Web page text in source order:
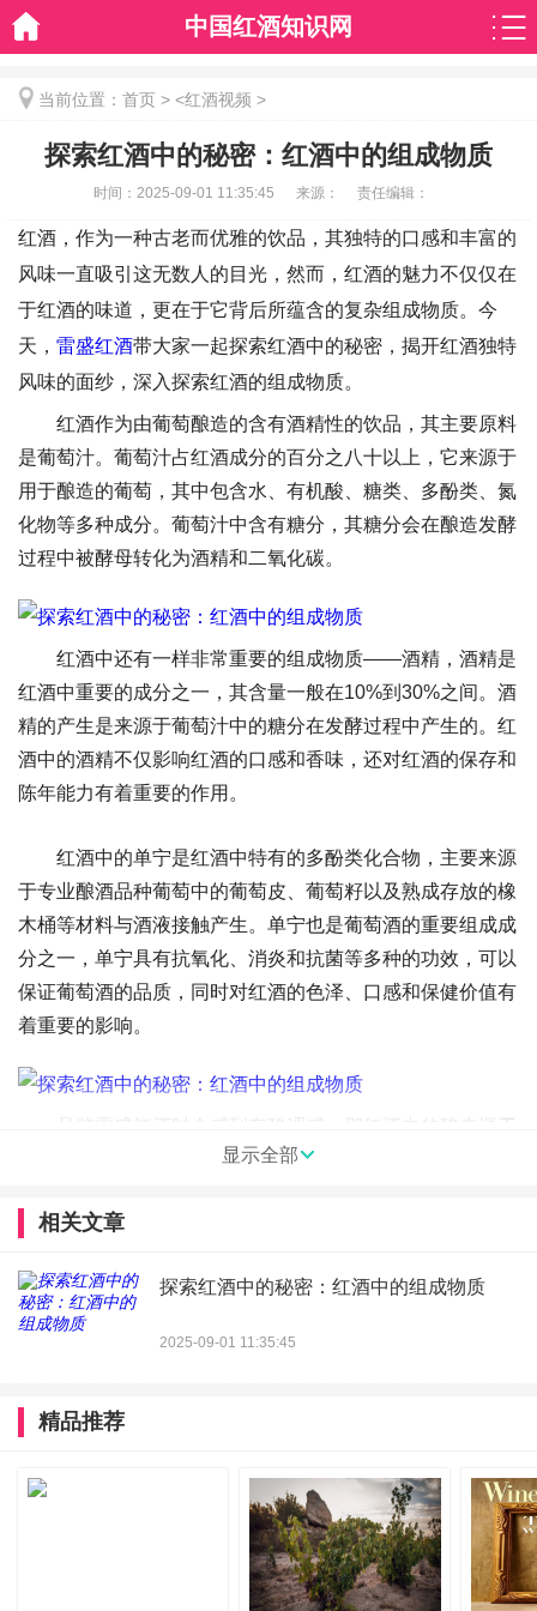
中国红酒知识网
当前位置： 首页 > <红酒视频 >
探索红酒中的秘密：红酒中的组成物质
时间： 2025-09-01 11:35:45 来源： 责任编辑：
红酒，作为一种古老而优雅的饮品，其独特的口感和丰富的
风味一直吸引这无数人的目光，然而，红酒的魅力不仅仅在
于红酒的味道，更在于它背后所蕴含的复杂组成物质。今
天， 雷盛红酒带大家一起探索红酒中的秘密，揭开红酒独特
风味的面纱，深入探索红酒的组成物质。
红酒作为由葡萄酿造的含有酒精性的饮品，其主要原料
是葡萄汁。葡萄汁占红酒成分的百分之八十以上，它来源于
用于酿造的葡萄，其中包含水、有机酸、糖类、多酚类、氮
化物等多种成分。葡萄汁中含有糖分，其糖分会在酿造发酵
过程中被酵母转化为酒精和二氧化碳。
红酒中还有一样非常重要的组成物质——酒精，酒精是
红酒中重要的成分之一，其含量一般在10%到30%之间。酒
精的产生是来源于葡萄汁中的糖分在发酵过程中产生的。红
酒中的酒精不仅影响红酒的口感和香味，还对红酒的保存和
陈年能力有着重要的作用。
红酒中的单宁是红酒中特有的多酚类化合物，主要来源
于专业酿酒品种葡萄中的葡萄皮、葡萄籽以及熟成存放的橡
木桶等材料与酒液接触产生。单宁也是葡萄酒的重要组成成
分之一，单宁具有抗氧化、消炎和抗菌等多种的功效，可以
保证葡萄酒的品质，同时对红酒的色泽、口感和保健价值有
着重要的影响。
品鉴雷盛红酒时会感到有酸涩感，那红酒中的酸来源于
哪里呢？红酒的酸度主要源于葡萄汁中的有机酸，如酒石
的影响，事宜的酸度对红酒的口感会起到调节作用，使得红
红酒中还含有多种其他成分，如糖分、白藜芦醇、酚类
红酒的组成物质丰富多样，它们共同为红酒带来了独特
的口感、色泽和香气。通过雷盛红酒带领我们深入了解红酒
的组成物质，我们可以更好的品味红酒的魅力，感受红酒带
显示全部
相关文章
探索红酒中的秘密：红酒中的组成物质
2025-09-01 11:35:45
精品推荐